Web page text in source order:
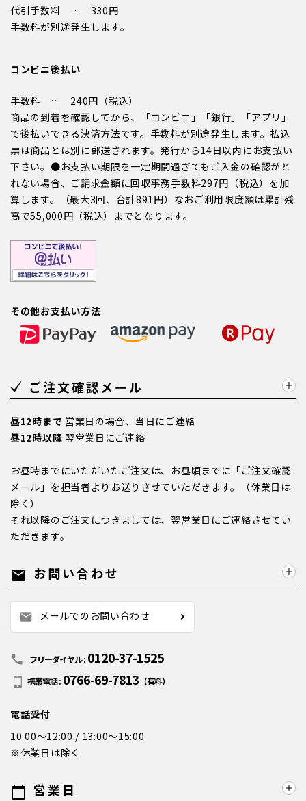
代引手数料 … 330円
手数料が別途発生します。
コンビニ後払い
手数料 … 240円（税込）
商品の到着を確認してから、「コンビニ」「銀行」「アプリ」
で後払いできる決済方法です。手数料が別途発生します。払込
票は商品とは別に郵送されます。発行から14日以内にお支払い
下さい。●お支払い期限を一定期間過ぎてもご入金の確認がと
れない場合、ご請求金額に回収事務手数料297円（税込）を加
算します。（最大3回、合計891円）なおご利用限度額は累計残
高で55,000円（税込）までとなります。
その他お支払い方法
ご注文確認メール
昼12時まで 営業日の場合、当日にご連絡
昼12時以降 翌営業日にご連絡
お昼時までにいただいたご注文は、お昼頃までに「ご注文確認
メール」を担当者よりお送りさせていただきます。（休業日は
除く）
それ以降のご注文につきましては、翌営業日にご連絡させてい
ただきます。
mail お問い合わせ
mail メールでのお問い合わせ
call フリーダイヤル : 0120-37-1525
携帯電話 : 0766-69-7813 （有料）
電話受付
10:00～12:00 / 13:00～15:00
※休業日は除く
calendar_today 営業日